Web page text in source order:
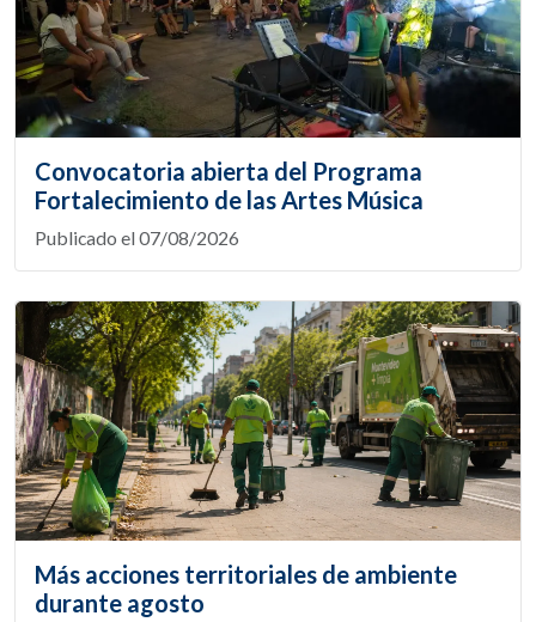
Convocatoria abierta del Programa
Fortalecimiento de las Artes Música
Publicado el 07/08/2026
Más acciones territoriales de ambiente
durante agosto